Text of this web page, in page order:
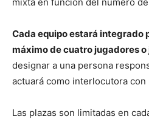
Cada equipo estará integrado
máximo de cuatro jugadores
designar a una persona
actuará como interlocutora con
Las plazas son limitadas en